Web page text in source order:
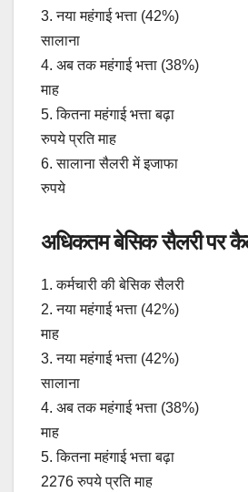
3. नया महंगाई भत्ता (42%)
सालाना
4. अब तक महंगाई भत्ता (38%)
माह
5. कितना महंगाई भत्ता बढ़ा
रुपये प्रत‍ि माह
6. सालाना सैलरी में इजाफा
रुपये
अधिकतम बेसिक सैलरी पर
1. कर्मचारी की बेसिक सैलरी
2. नया महंगाई भत्ता (42%)
माह
3. नया महंगाई भत्ता (42%)
सालाना
4. अब तक महंगाई भत्ता (38%)
माह
5. कितना महंगाई भत्ता बढ़ा
2276 रुपये प्रत‍ि माह